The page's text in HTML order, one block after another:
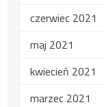
czerwiec 2021
maj 2021
kwiecień 2021
marzec 2021